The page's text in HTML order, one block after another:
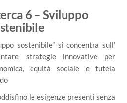
6 – Sviluppo
sostenibile” si concentra sull’
strategie innovative per
equità sociale e tutela
le esigenze presenti senza